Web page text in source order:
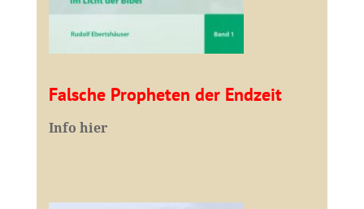
Falsche Propheten der Endzeit
Info hier